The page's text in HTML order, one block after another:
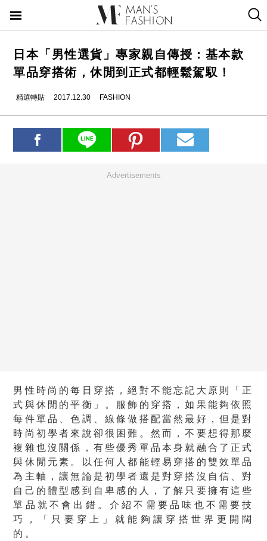
日本「男性選貨」專家親自傳授：基本款
單品穿搭術，休閒到正式都輕鬆駕馭！
精選轉貼 2017.12.30 FASHION
Advertisements
男性時尚的每日穿搭，絕對不能忘記大原則「正
式與休閒的平衡」。服飾的穿搭，如果能夠依照
每件單品、色調、線條做搭配當然最好，但是對
時尚初學者來說卻很困難。然而，不要想得那麼
複雜也沒關係，有些優秀單品本身就融合了正式
與休閒元素。以任何人都能輕易穿搭的雙效單品
為主軸，讓無論是初學者還是對穿搭沒自信、對
自己的體型感到自卑感的人，了解只要擁有這些
單品就不會出錯。介紹不需要品味也不需要技
巧，「只要穿上」就能夠讓穿搭世界更開闊
的。